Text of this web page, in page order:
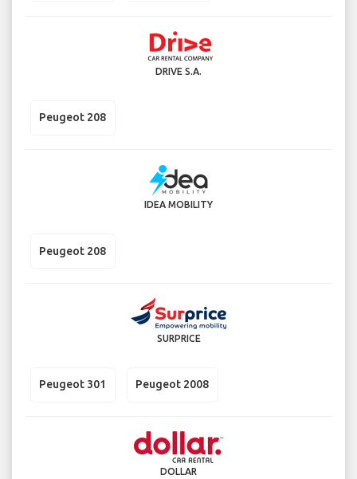
DRIVE S.A.
Peugeot 208
IDEA MOBILITY
Peugeot 208
SURPRICE
Peugeot 301 Peugeot 2008
DOLLAR